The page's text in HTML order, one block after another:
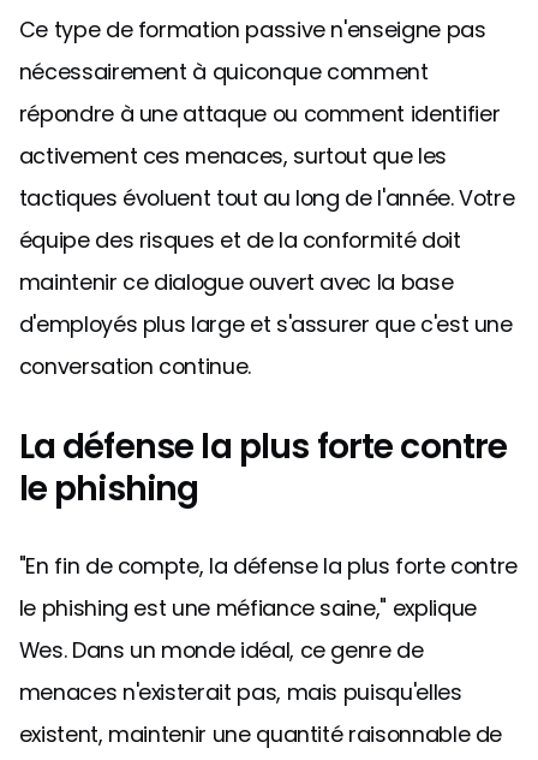
Ce type de formation passive n'enseigne pas
nécessairement à quiconque comment
répondre à une attaque ou comment identifier
activement ces menaces, surtout que les
tactiques évoluent tout au long de l'année. Votre
équipe des risques et de la conformité doit
maintenir ce dialogue ouvert avec la base
d'employés plus large et s'assurer que c'est une
conversation continue.
La défense la plus forte contre
le phishing
"En fin de compte, la défense la plus forte contre
le phishing est une méfiance saine," explique
Wes. Dans un monde idéal, ce genre de
menaces n'existerait pas, mais puisqu'elles
existent, maintenir une quantité raisonnable de